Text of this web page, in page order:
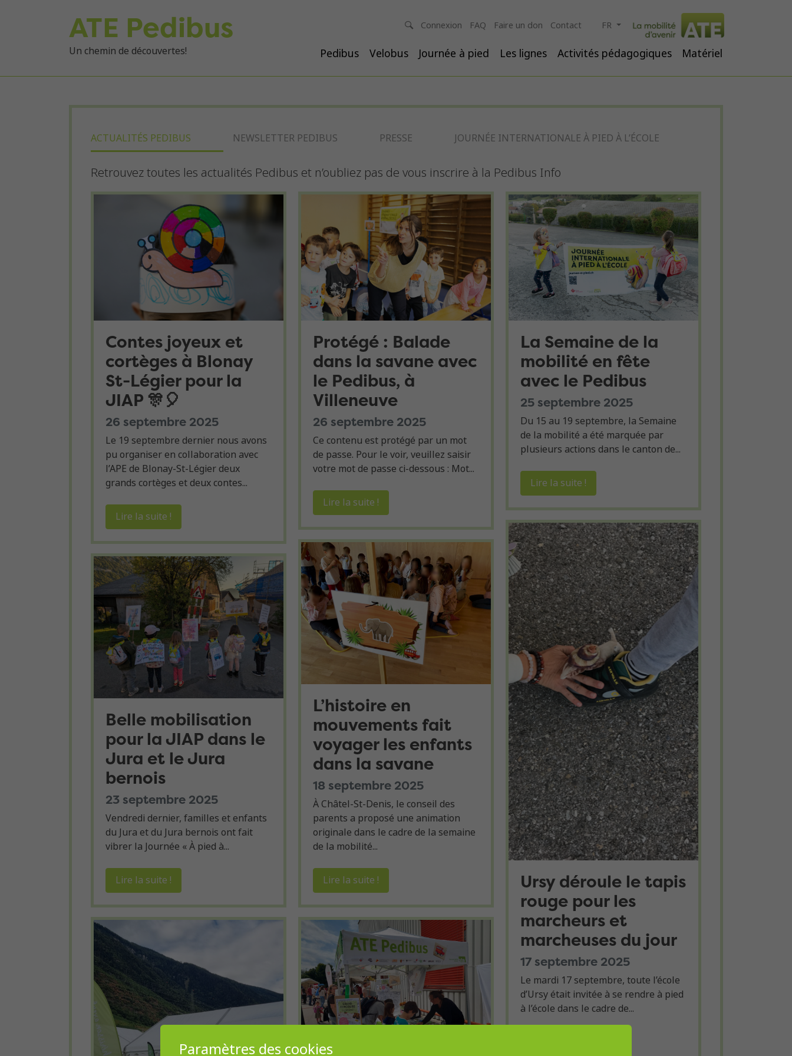
ATE Pedibus
Un chemin de découvertes!
Connexion FAQ Faire un don Contact FR
Pedibus Velobus Journée à pied Les lignes Activités pédagogiques Matériel
ACTUALITÉS PEDIBUS NEWSLETTER PEDIBUS PRESSE JOURNÉE INTERNATIONALE À PIED À L’ÉCOLE
Retrouvez toutes les actualités Pedibus et n’oubliez pas de vous inscrire à la Pedibus Info
Contes joyeux et
cortèges à Blonay
St-Légier pour la
JIAP 🎊🎈
26 septembre 2025
Le 19 septembre dernier nous avons
pu organiser en collaboration avec
l’APE de Blonay-St-Légier deux
grands cortèges et deux contes...
Lire la suite !
Protégé : Balade
dans la savane avec
le Pedibus, à
Villeneuve
26 septembre 2025
Ce contenu est protégé par un mot
de passe. Pour le voir, veuillez saisir
votre mot de passe ci-dessous : Mot...
Lire la suite !
La Semaine de la
mobilité en fête
avec le Pedibus
25 septembre 2025
Du 15 au 19 septembre, la Semaine
de la mobilité a été marquée par
plusieurs actions dans le canton de...
Lire la suite !
Belle mobilisation
pour la JIAP dans le
Jura et le Jura
bernois
23 septembre 2025
Vendredi dernier, familles et enfants
du Jura et du Jura bernois ont fait
vibrer la Journée « À pied à...
Lire la suite !
L’histoire en
mouvements fait
voyager les enfants
dans la savane
18 septembre 2025
À Châtel-St-Denis, le conseil des
parents a proposé une animation
originale dans le cadre de la semaine
de la mobilité...
Lire la suite !
Ursy déroule le tapis
rouge pour les
marcheurs et
marcheuses du jour
17 septembre 2025
Le mardi 17 septembre, toute l’école
d’Ursy était invitée à se rendre à pied
à l’école dans le cadre de...
Paramètres des cookies